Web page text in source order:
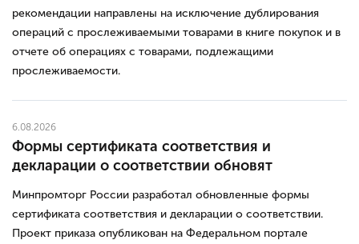
рекомендации направлены на исключение дублирования
операций с прослеживаемыми товарами в книге покупок и в
отчете об операциях с товарами, подлежащими
прослеживаемости.
6.08.2026
Формы сертификата соответствия и
декларации о соответствии обновят
Минпромторг России разработал обновленные формы
сертификата соответствия и декларации о соответствии.
Проект приказа опубликован на Федеральном портале